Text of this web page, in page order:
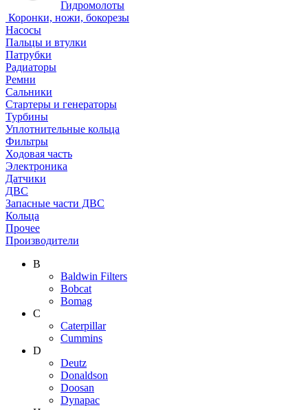
Гидромолоты
Коронки, ножи, бокорезы
Насосы
Пальцы и втулки
Патрубки
Радиаторы
Ремни
Сальники
Стартеры и генераторы
Турбины
Уплотнительные кольца
Фильтры
Ходовая часть
Электроника
Датчики
ДВС
Запасные части ДВС
Кольца
Прочее
Производители
B
Baldwin Filters
Bobcat
Bomag
C
Caterpillar
Cummins
D
Deutz
Donaldson
Doosan
Dynapac